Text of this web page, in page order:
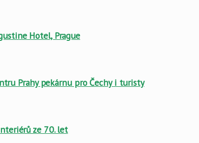
Hotel, Prague
Prahy pekárnu pro Čechy i turisty
ze 70. let